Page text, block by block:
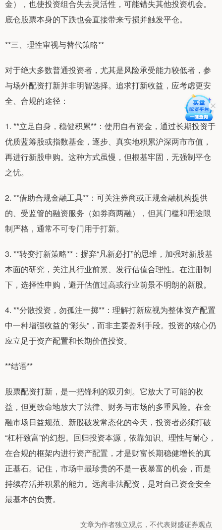
金），也使投资组合失去灵活性，可能错失其他投资机会。
底仓股票本身的下跌也会直接带来亏损并触发平仓。
**三、理性审视与替代策略**
对于绝大多数普通投资者，尤其是风险承受能力较低者，参
与场外配资打新并非明智选择。追求打新收益，应考虑更安
全、合规的途径：
1. **立足自身，稳健积累**：使用自有资金，通过长期投资于
优质蓝筹股或指数基金，逐步、真实地积累沪深两市市值，
再进行新股申购。这种方式虽慢，但根基牢固，无强制平仓
之忧。
2. **借助合规金融工具**：可关注券商或正规金融机构提供
的、受监管的融资服务（如券商两融），但其门槛和用途限
制严格，通常不可专门用于打新。
3. **转变打新策略**：摒弃“凡新必打”的思维，加强对新股基
本面的研究，关注其行业前景、发行估值合理性。在注册制
下，选择性申购，避开估值过高或行业前景不明朗的新股。
4. **分散投资，勿孤注一掷**：理解打新应视为整体资产配置
中一种增强收益的“彩头”，而非主要盈利手段。投资的核心仍
应立足于资产配置和长期价值投资。
**结语**
股票配资打新，是一把锋利的双刃剑。它放大了可能的收
益，但更致命地放大了法律、财务与市场的多重风险。在金
融市场日益规范、新股破发常态化的今天，投资者必须打破
“杠杆致富”的幻想。回归投资本源，依靠知识、理性与耐心，
在合规的框架内进行资产配置，才是财富长期稳健增长的真
正基石。记住，市场中最珍贵的不是一夜暴富的机会，而是
持续存活并积累的能力。远离非法配资，是对自己资金安全
最基本的负责。
文章为作者独立观点，不代表财盛证券观点